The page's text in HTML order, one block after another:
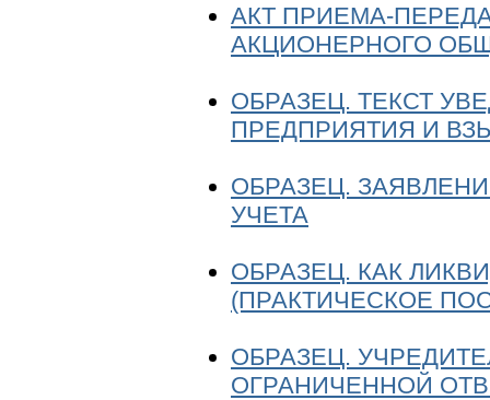
АКТ ПРИЕМА-
АКЦИОНЕРНОГО
ОБРАЗЕЦ. ТЕКСТ
ПРЕДПРИЯТИЯ И
ОБРАЗЕЦ.
УЧЕТА
ОБРАЗЕЦ. КАК
(ПРАКТИЧЕСКОЕ
ОБРАЗЕЦ.
ОГРАНИЧЕННОЙ